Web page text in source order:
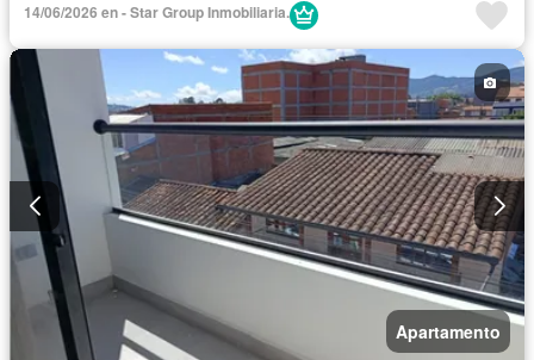
14/06/2026 en - Star Group Inmobiliaria.
Apartamento